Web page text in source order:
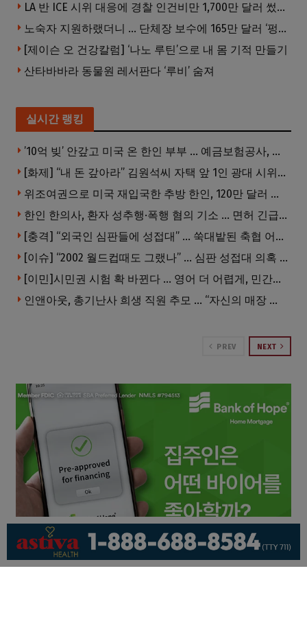
LA 반 ICE 시위 대응에 경찰 인건비만 1,700만 달러 썼다.
노숙자 지원하랬더니 … 단체장 보수에 165만 달러 ‘펑펑’
[제이슨 오 건강칼럼] ‘나노 루틴’으로 내 몸 기적 만들기
산타바바라 동물원 레서판다 ‘루비’ 숨져
실시간 랭킹
’10억 빚’ 안갚고 미국 온 한인 부부 … 예금보험공사, 미국서 소송
[화제] “내 돈 갚아라” 김원석씨 자택 앞 1인 광대 시위 … 한인 투자사, “108만 달러 못받아”
위조여권으로 미국 재입국한 추방 한인, 120만 달러 은행 사기 행각
한인 한의사, 환자 성추행·폭행 혐의 기소 … 면허 긴급정지
[충격] “외국인 심판들에 성접대” … 쑥대밭된 축협 어디까지 추락하나
[이슈] “2002 월드컵때도 그랬나” … 심판 성접대 의혹 해외로 일파만파, 4강 신화까지 불똥
[이민]시민권 시험 확 바뀐다 … 영어 더 어렵게, 민간시험 도입 추진
인앤아웃, 총기난사 희생 직원 추모 … “자신의 매장 운영이 꿈이었다”
PREV NEXT